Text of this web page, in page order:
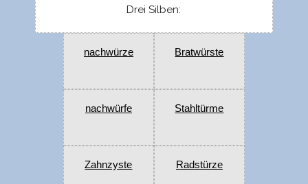
Drei Silben:
nachwürze Bratwürste
nachwürfe Stahltürme
Zahnzyste Radstürze